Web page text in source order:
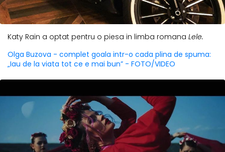
Katy Rain a optat pentru o piesa in limba romana Lele.
Olga Buzova - complet goala intr-o cada plina de spuma:
„Iau de la viata tot ce e mai bun” - FOTO/VIDEO